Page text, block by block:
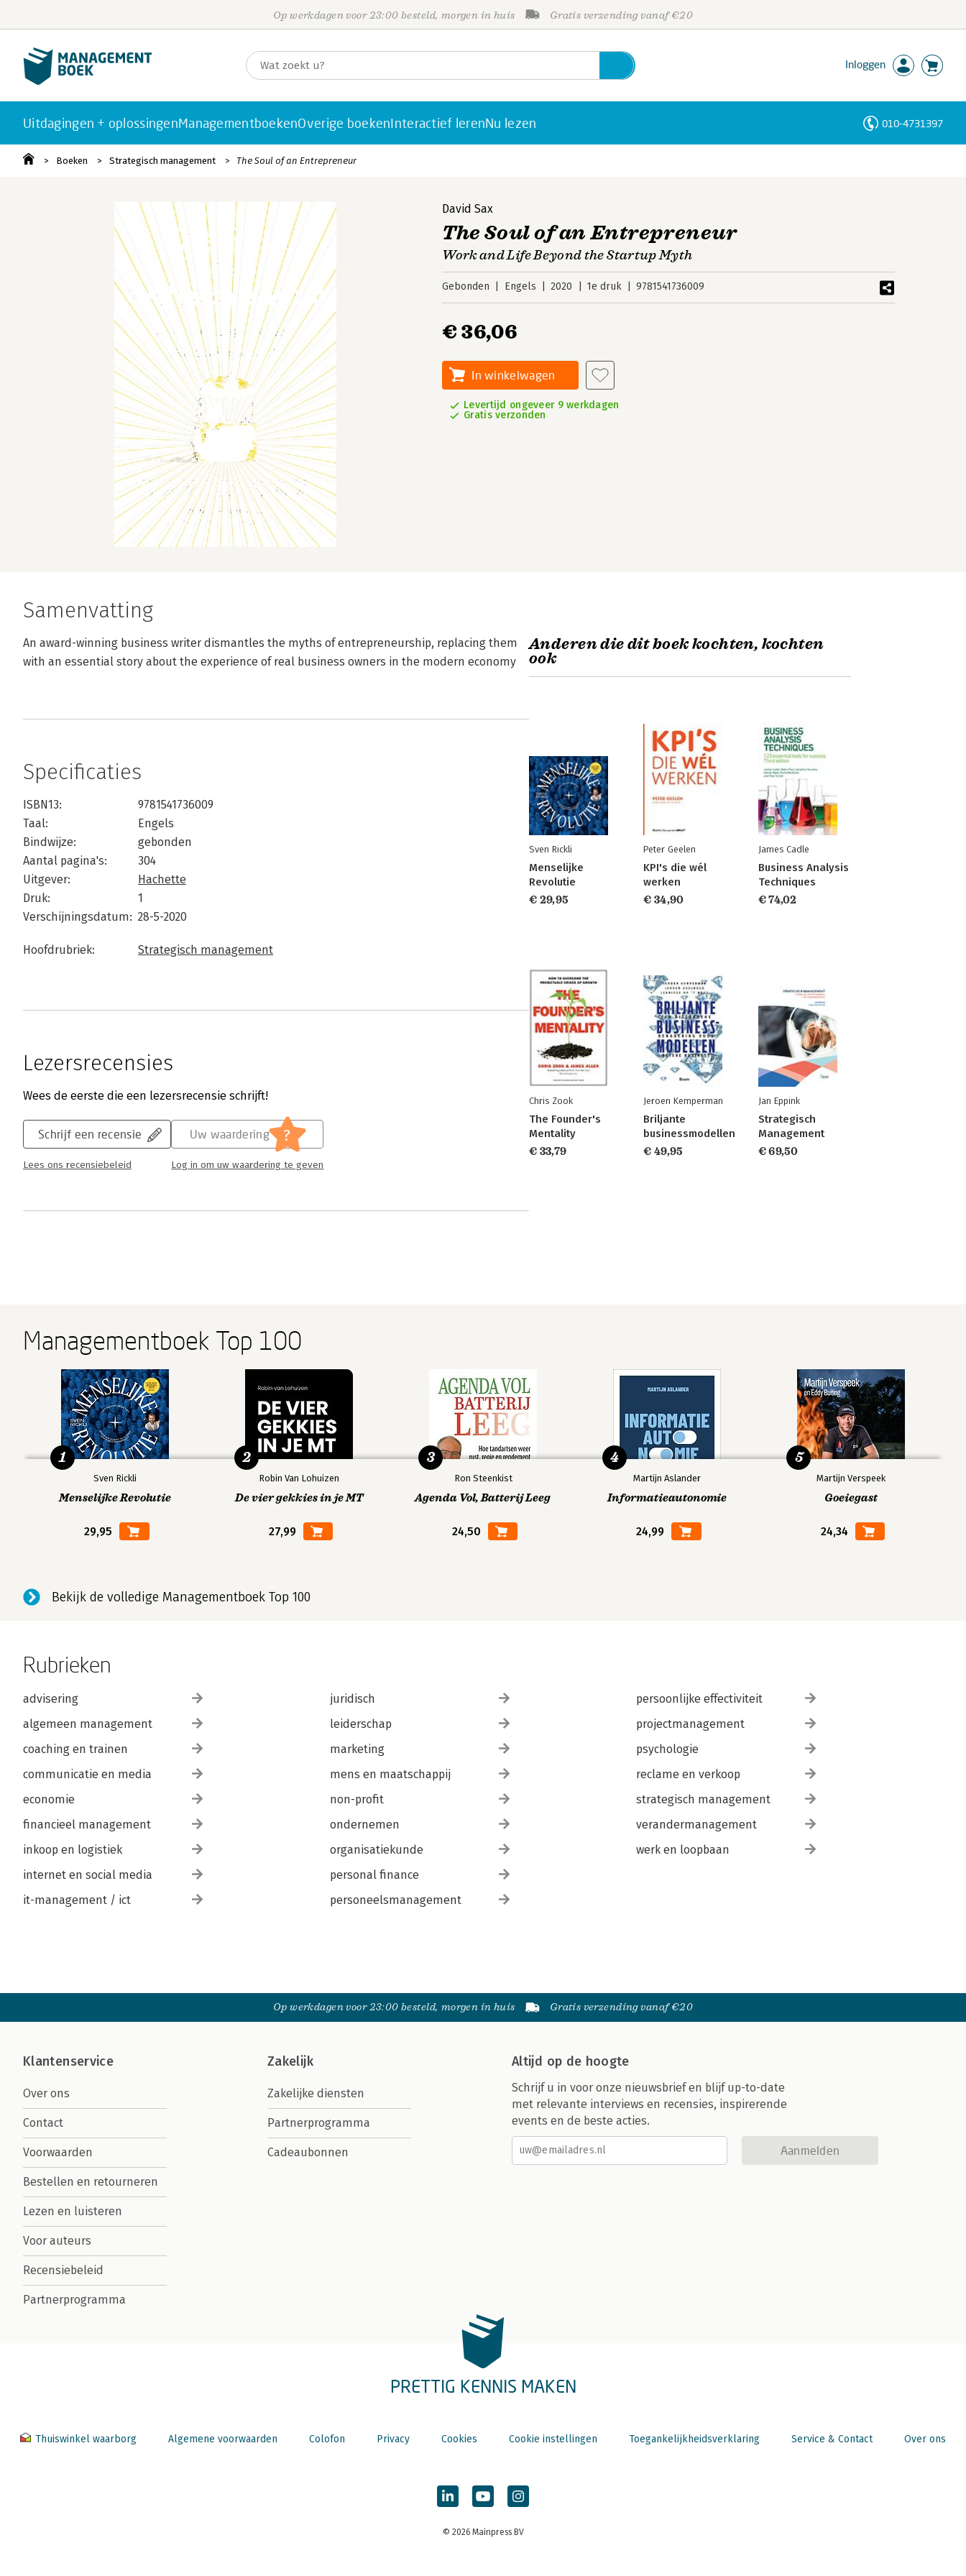
Op werkdagen voor 23:00 besteld, morgen in huis Gratis verzending vanaf €20
Inloggen
Uitdagingen + oplossingenManagementboekenOverige boekenInteractief lerenNu lezen 010-4731397
Boeken Strategisch management The Soul of an Entrepreneur
David Sax
The Soul of an Entrepreneur
Work and Life Beyond the Startup Myth
Gebonden Engels 2020 1e druk 9781541736009
€ 36,06
In winkelwagen
Levertijd ongeveer 9 werkdagen
Gratis verzonden
Samenvatting
An award-winning business writer dismantles the myths of entrepreneurship, replacing them
with an essential story about the experience of real business owners in the modern economy
Specificaties
ISBN13:
9781541736009
Taal:
Engels
Bindwijze:
gebonden
Aantal pagina's:
304
Uitgever:
Hachette
Druk:
1
Verschijningsdatum: 28-5-2020
Hoofdrubriek: Strategisch management
Lezersrecensies
Wees de eerste die een lezersrecensie schrijft!
Schrijf een recensie
Lees ons recensiebeleid
Uw waardering ?
Log in om uw waardering te geven
Anderen die dit boek kochten, kochten
ook
Sven Rickli
Menselijke
Revolutie
€ 29,95
Peter Geelen
KPI's die wél
werken
€ 34,90
James Cadle
Business Analysis
Techniques
€ 74,02
Chris Zook
The Founder's
Mentality
€ 33,79
Jeroen Kemperman
Briljante
businessmodellen
€ 49,95
Jan Eppink
Strategisch
Management
€ 69,50
Managementboek Top 100
Sven Rickli
Menselijke Revolutie
29,95
1
Robin Van Lohuizen
De vier gekkies in je MT
27,99
2
Ron Steenkist
Agenda Vol, Batterij Leeg
24,50
3
Martijn Aslander
Informatieautonomie
24,99
4
Martijn Verspeek
Goeiegast
24,34
5
Bekijk de volledige Managementboek Top 100
Rubrieken
advisering
algemeen management
coaching en trainen
communicatie en media
economie
financieel management
inkoop en logistiek
internet en social media
it-management / ict
juridisch
leiderschap
marketing
mens en maatschappij
non-profit
ondernemen
organisatiekunde
personal finance
personeelsmanagement
persoonlijke effectiviteit
projectmanagement
psychologie
reclame en verkoop
strategisch management
verandermanagement
werk en loopbaan
Op werkdagen voor 23:00 besteld, morgen in huis Gratis verzending vanaf €20
Klantenservice
Over ons
Contact
Voorwaarden
Bestellen en retourneren
Lezen en luisteren
Voor auteurs
Recensiebeleid
Partnerprogramma
Zakelijk
Zakelijke diensten
Partnerprogramma
Cadeaubonnen
Altijd op de hoogte
Schrijf u in voor onze nieuwsbrief en blijf up-to-date
met relevante interviews en recensies, inspirerende
events en de beste acties.
Aanmelden
PRETTIG KENNIS MAKEN
Thuiswinkel waarborg Algemene voorwaarden Colofon Privacy Cookies Cookie instellingen Toegankelijkheidsverklaring Service & Contact Over ons
© 2026 Mainpress BV
Personen